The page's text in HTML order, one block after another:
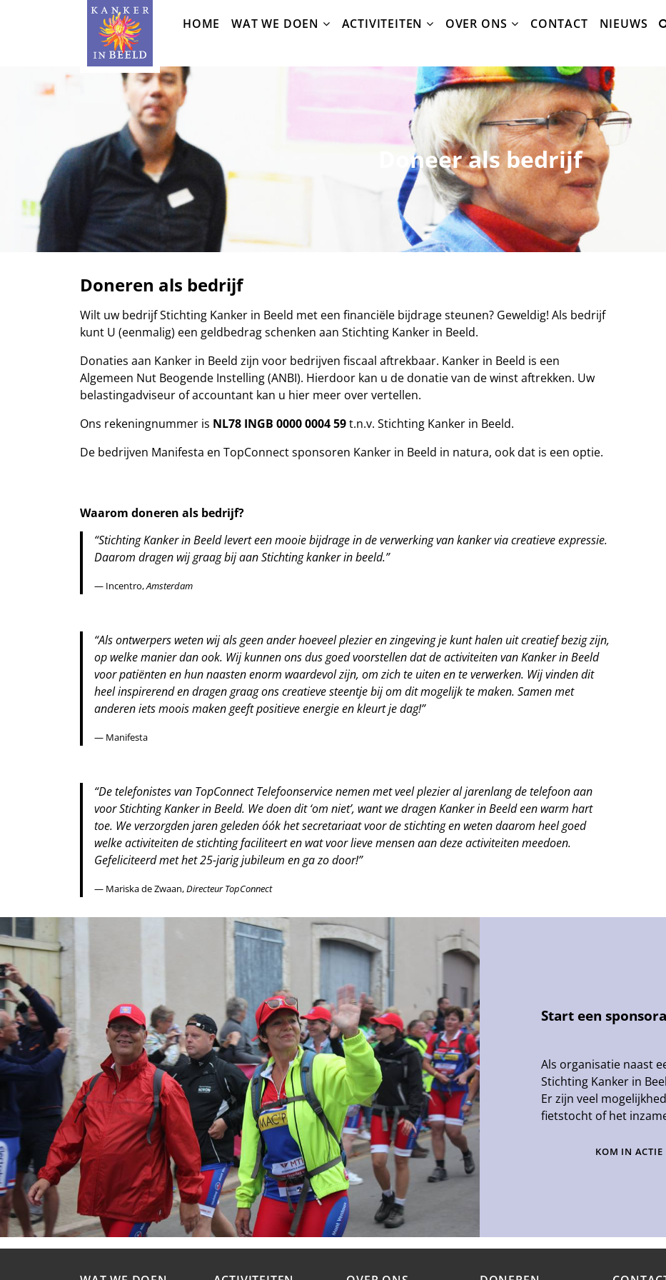
HOME WAT WE DOEN ACTIVITEITEN OVER ONS CONTACT NIEUWS
Doneer als bedrijf
Doneren als bedrijf
Wilt uw bedrijf Stichting Kanker in Beeld met een financiële bijdrage steunen? Geweldig! Als bedrijf
kunt U (eenmalig) een geldbedrag schenken aan Stichting Kanker in Beeld.
Donaties aan Kanker in Beeld zijn voor bedrijven fiscaal aftrekbaar. Kanker in Beeld is een
Algemeen Nut Beogende Instelling (ANBI). Hierdoor kan u de donatie van de winst aftrekken. Uw
belastingadviseur of accountant kan u hier meer over vertellen.
Ons rekeningnummer is NL78 INGB 0000 0004 59t.n.v. Stichting Kanker in Beeld.
De bedrijven Manifesta en TopConnect sponsoren Kanker in Beeld in natura, ook dat is een optie.
Waarom doneren als bedrijf?
“Stichting Kanker in Beeld levert een mooie bijdrage in de verwerking van kanker via creatieve expressie.
Daarom dragen wij graag bij aan Stichting kanker in beeld.”
— Incentro,Amsterdam
“Als ontwerpers weten wij als geen ander hoeveel plezier en zingeving je kunt halen uit creatief bezig zijn,
op welke manier dan ook. Wij kunnen ons dus goed voorstellen dat de activiteiten van Kanker in Beeld
voor patiënten en hun naasten enorm waardevol zijn, om zich te uiten en te verwerken. Wij vinden dit
heel inspirerend en dragen graag ons creatieve steentje bij om dit mogelijk te maken. Samen met
anderen iets moois maken geeft positieve energie en kleurt je dag!”
— Manifesta
“De telefonistes van TopConnect Telefoonservice nemen met veel plezier al jarenlang de telefoon aan
voor Stichting Kanker in Beeld. We doen dit ‘om niet’, want we dragen Kanker in Beeld een warm hart
toe. We verzorgden jaren geleden óók het secretariaat voor de stichting en weten daarom heel goed
welke activiteiten de stichting faciliteert en wat voor lieve mensen aan deze activiteiten meedoen.
Gefeliciteerd met het 25-jarig jubileum en ga zo door!”
— Mariska de Zwaan,Directeur TopConnect
Start een
Als organisatie naast
Stichting Kanker in
Er zijn veel
fietstocht of het
KOM IN ACTIE